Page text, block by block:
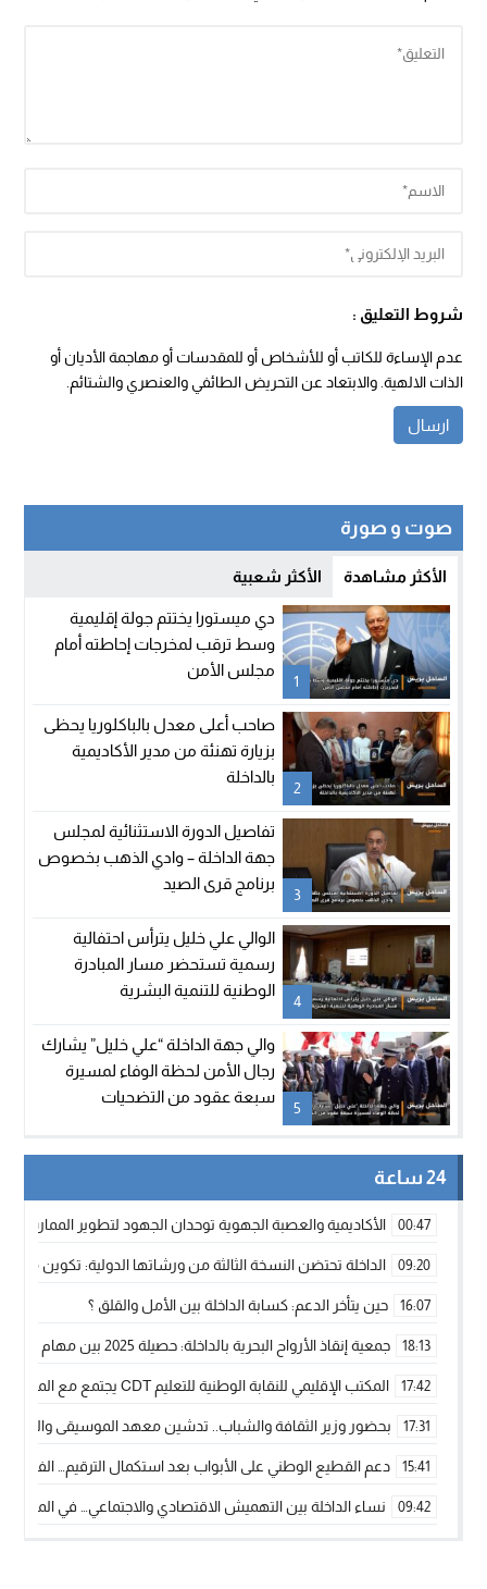
شروط التعليق :
عدم الإساءة للكاتب أو للأشخاص أو للمقدسات أو مهاجمة الأديان أو
الذات الالهية. والابتعاد عن التحريض الطائفي والعنصري والشتائم.
صوت و صورة
الأكثر مشاهدة الأكثر شعبية
1
دي ميستورا يختتم جولة إقليمية
وسط ترقب لمخرجات إحاطته أمام
مجلس الأمن
2
صاحب أعلى معدل بالباكلوريا يحظى
بزيارة تهنئة من مدير الأكاديمية
بالداخلة
3
تفاصيل الدورة الاستثنائية لمجلس
جهة الداخلة – وادي الذهب بخصوص
برنامج قرى الصيد
4
الوالي علي خليل يترأس احتفالية
رسمية تستحضر مسار المبادرة
الوطنية للتنمية البشرية
5
والي جهة الداخلة “علي خليل” يشارك
رجال الأمن لحظة الوفاء لمسيرة
سبعة عقود من التضحيات
24 ساعة
00:47 الأكاديمية والعصبة الجهوية توحدان الجهود لتطوير الممارسة
09:20 الداخلة تحتضن النسخة الثالثة من ورشاتها الدولية: تكوين
16:07 حين يتأخر الدعم: كسابة الداخلة بين الأمل والقلق ؟
18:13 جمعية إنقاذ الأرواح البحرية بالداخلة: حصيلة 2025 بين مهام الإنقاذ ومشروع “دار البحار”
17:42 المكتب الإقليمي للنقابة الوطنية للتعليم CDT يجتمع مع المدير الإقليمي لمناقشة ملفات جوهرية لنساء ورجال التعليم
17:31 بحضور وزير الثقافة والشباب.. تدشين معهد الموسيقى والفنون
15:41 دعم القطيع الوطني على الأبواب بعد استكمال الترقيم…
09:42 نساء الداخلة بين التهميش الاقتصادي والاجتماعي… في المؤسسات